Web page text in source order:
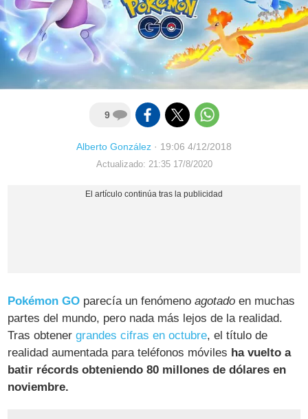
9
Alberto González · 19:06 4/12/2018
Actualizado: 21:35 17/8/2020
Pokémon GO parecía un fenómenoagotado en muchas
partes del mundo, pero nada más lejos de la realidad.
Tras obtenergrandes cifras en octubre, el título de
realidad aumentada para teléfonos móviles ha vuelto a
batir récords obteniendo 80 millones de dólares en
noviembre.